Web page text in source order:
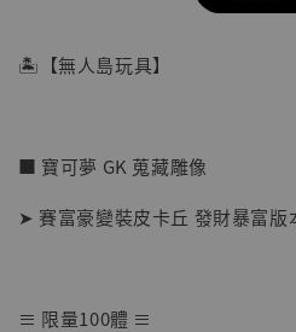
🏝【無人島玩具】
■ 寶可夢 GK 蒐藏雕像
➤ 賽富豪變裝皮卡丘 發財暴富
≡ 限量100體 ≡